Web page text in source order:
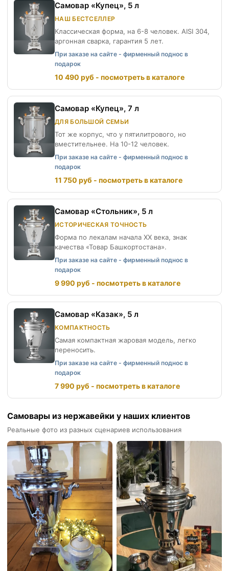
Самовар «Купец», 5 л
НАШ БЕСТСЕЛЛЕР
Классическая форма, на 6-8 человек. AISI 304,
аргонная сварка, гарантия 5 лет.
При заказе на сайте - фирменный поднос в
подарок
10 490 руб - посмотреть в каталоге
Самовар «Купец», 7 л
ДЛЯ БОЛЬШОЙ СЕМЬИ
Тот же корпус, что у пятилитрового, но
вместительнее. На 10-12 человек.
При заказе на сайте - фирменный поднос в
подарок
11 750 руб - посмотреть в каталоге
Самовар «Стольник», 5 л
ИСТОРИЧЕСКАЯ ТОЧНОСТЬ
Форма по лекалам начала XX века, знак
качества «Товар Башкортостана».
При заказе на сайте - фирменный поднос в
подарок
9 990 руб - посмотреть в каталоге
Самовар «Казак», 5 л
КОМПАКТНОСТЬ
Самая компактная жаровая модель, легко
переносить.
При заказе на сайте - фирменный поднос в
подарок
7 990 руб - посмотреть в каталоге
Самовары из нержавейки у наших клиентов
Реальные фото из разных сценариев использования